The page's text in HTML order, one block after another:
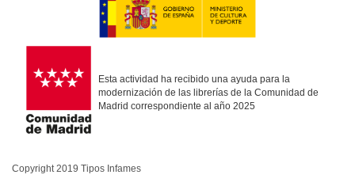
Esta actividad ha recibido una ayuda para la
modernización de las librerías de la Comunidad de
Madrid correspondiente al año 2025
Copyright 2019 Tipos Infames